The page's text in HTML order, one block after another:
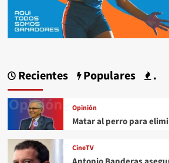
Recientes Populares .
Opinión
Matar al perro para
CineTV